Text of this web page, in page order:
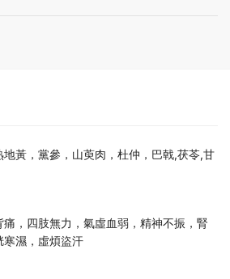
黃，黨參，山萸肉，杜仲，巴戟,茯苓,甘
，四肢無力，氣虛血弱，精神不振，腎
寒濕，虛煩盜汗